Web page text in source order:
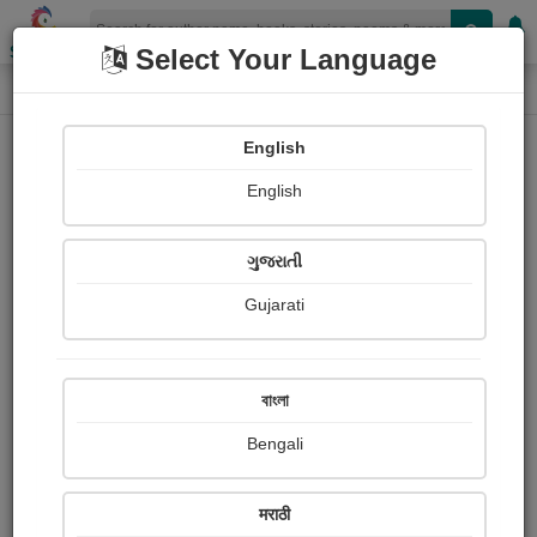
Shopizen
Home Paintings
Rameswar Dutta
Ratings
Share with your friends :
Select Your Language
English
English
ગુજરાતી
Gujarati
বাংলা
Bengali
मराठी